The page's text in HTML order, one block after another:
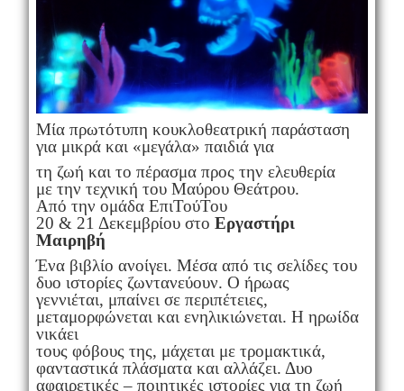
Μία πρωτότυπη κουκλοθεατρική παράσταση
για μικρά και «μεγάλα» παιδιά για
τη ζωή και το πέρασμα προς την ελευθερία
με την τεχνική του Μαύρου Θεάτρου.
Από την ομάδα ΕπιΤούΤου
20 & 21 Δεκεμβρίου στο Εργαστήρι
Μαιρηβή
Ένα βιβλίο ανοίγει. Μέσα από τις σελίδες του
δυο ιστορίες ζωντανεύουν. Ο ήρωας
γεννιέται, μπαίνει σε περιπέτειες,
μεταμορφώνεται και ενηλικιώνεται. Η ηρωίδα
νικάει
τους φόβους της, μάχεται με τρομακτικά,
φανταστικά πλάσματα και αλλάζει. Δυο
αφαιρετικές – ποιητικές ιστορίες για τη ζωή